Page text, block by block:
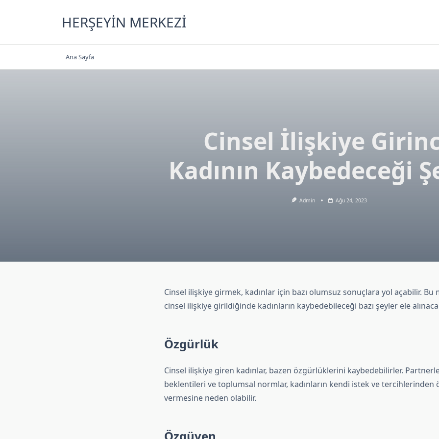
HERŞEYIN MERKEZI
Ana Sayfa
Cinsel İlişkiye
Kadının Kaybedeceği
Admin Ağu 24, 2023
Cinsel ilişkiye girmek, kadınlar için bazı olumsuz sonuçlara yol açabilir. Bu
cinsel ilişkiye girildiğinde kadınların kaybedebileceği bazı şeyler ele
Özgürlük
Cinsel ilişkiye giren kadınlar, bazen özgürlüklerini kaybedebilirler.
beklentileri ve toplumsal normlar, kadınların kendi istek ve tercihlerinden
vermesine neden olabilir.